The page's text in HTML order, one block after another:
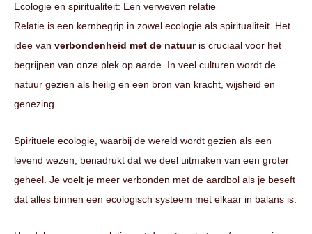
Ecologie en spiritualiteit: Een verweven relatie
Relatie is een kernbegrip in zowel ecologie als spiritualiteit. Het
idee van verbondenheid met de natuuris cruciaal voor het
begrijpen van onze plek op aarde. In veel culturen wordt de
natuur gezien als heilig en een bron van kracht, wijsheid en
genezing.
Spirituele ecologie, waarbij de wereld wordt gezien als een
levend wezen, benadrukt dat we deel uitmaken van een groter
geheel. Je voelt je meer verbonden met de aardbol als je beseft
dat alles binnen een ecologisch systeem met elkaar in balans is.